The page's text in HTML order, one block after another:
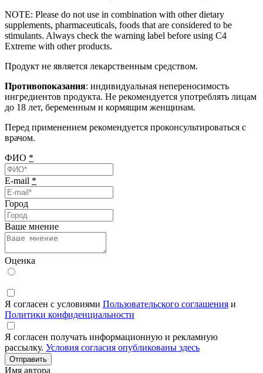
NOTE: Please do not use in combination with other dietary
supplements, pharmaceuticals, foods that are considered to be
stimulants. Always check the warning label before using C4
Extreme with other products.
Продукт не является лекарственным средством.
Противопоказания: индивидуальная непереносимость
ингредиентов продукта. Не рекомендуется употреблять лицам
до 18 лет, беременным и кормящим женщинам.
Перед применением рекомендуется проконсультироваться с
врачом.
ФИО *
E-mail *
Город
Ваше мнение
Оценка
Я согласен с условиями Пользовательского соглашения и
Политики конфиденциальности
Я согласен получать информационную и рекламную
рассылку. Условия согласия опубликованы здесь
Отправить
Имя автора